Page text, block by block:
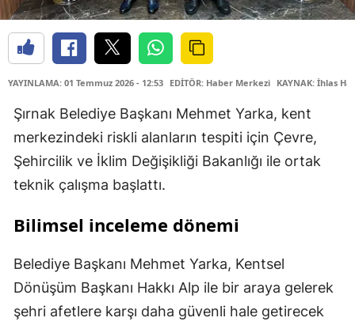
YAYINLAMA: 01 Temmuz 2026 - 12:53 EDİTÖR: Haber Merkezi KAYNAK: İhlas
Şırnak Belediye Başkanı Mehmet Yarka, kent
merkezindeki riskli alanların tespiti için Çevre,
Şehircilik ve İklim Değişikliği Bakanlığı ile ortak
teknik çalışma başlattı.
Bilimsel inceleme dönemi
Belediye Başkanı Mehmet Yarka, Kentsel
Dönüşüm Başkanı Hakkı Alp ile bir araya gelerek
şehri afetlere karşı daha güvenli hale getirecek